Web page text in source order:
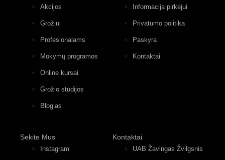
Akcijos
Grožiui
Profesionalams
Mokymų programos
Online kursai
Grožio studijos
Blog’as
Informacija pirkėjui
Privatumo politika
Paskyra
Kontaktai
Sekite Mus
Instagram
Kontaktai
UAB Žavingas Žvilgsnis